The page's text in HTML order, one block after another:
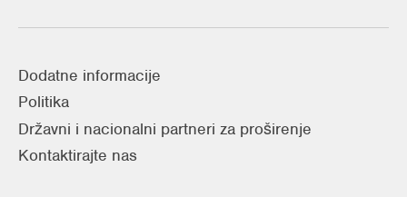
Dodatne informacije
Politika
Državni i nacionalni partneri za proširenje
Kontaktirajte nas